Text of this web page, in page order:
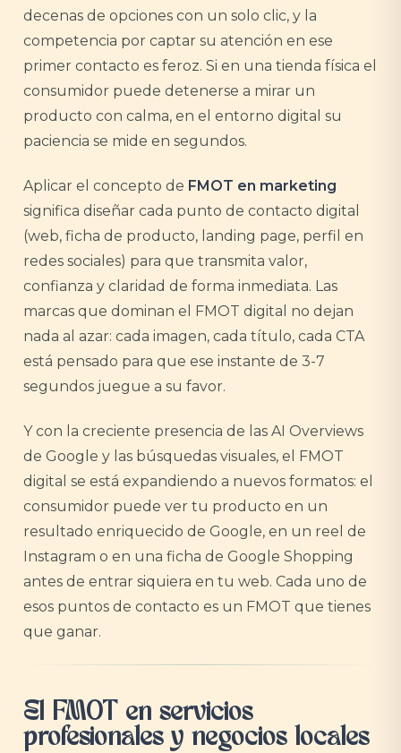
decenas de opciones con un solo clic, y la
competencia por captar su atención en ese
primer contacto es feroz. Si en una tienda física el
consumidor puede detenerse a mirar un
producto con calma, en el entorno digital su
paciencia se mide en segundos.
Aplicar el concepto de FMOT en marketing
significa diseñar cada punto de contacto digital
(web, ficha de producto, landing page, perfil en
redes sociales) para que transmita valor,
confianza y claridad de forma inmediata. Las
marcas que dominan el FMOT digital no dejan
nada al azar: cada imagen, cada título, cada CTA
está pensado para que ese instante de 3-7
segundos juegue a su favor.
Y con la creciente presencia de las AI Overviews
de Google y las búsquedas visuales, el FMOT
digital se está expandiendo a nuevos formatos: el
consumidor puede ver tu producto en un
resultado enriquecido de Google, en un reel de
Instagram o en una ficha de Google Shopping
antes de entrar siquiera en tu web. Cada uno de
esos puntos de contacto es un FMOT que tienes
que ganar.
El FMOT en servicios
profesionales y negocios locales